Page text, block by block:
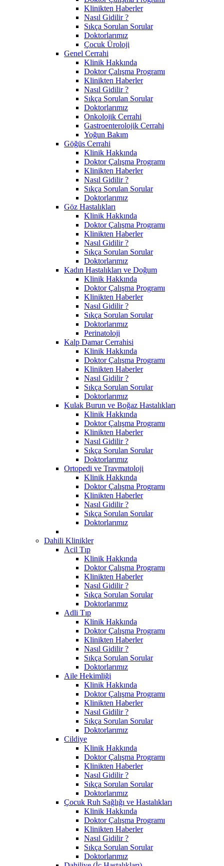
Klinikten Haberler
Nasıl Gidilir ?
Sıkça Sorulan Sorular
Doktorlarımız
Çocuk Üroloji
Genel Cerrahi
Klinik Hakkında
Doktor Çalışma Programı
Klinikten Haberler
Nasıl Gidilir ?
Sıkça Sorulan Sorular
Doktorlarımız
Onkolojik Cerrahi
Gastroenterolojik Cerrahi
Yoğun Bakım
Göğüs Cerrahi
Klinik Hakkında
Doktor Çalışma Programı
Klinikten Haberler
Nasıl Gidilir ?
Sıkça Sorulan Sorular
Doktorlarımız
Göz Hastalıkları
Klinik Hakkında
Doktor Çalışma Programı
Klinikten Haberler
Nasıl Gidilir ?
Sıkça Sorulan Sorular
Doktorlarımız
Kadın Hastalıkları ve Doğum
Klinik Hakkında
Doktor Çalışma Programı
Klinikten Haberler
Nasıl Gidilir ?
Sıkça Sorulan Sorular
Doktorlarımız
Perinatoloji
Kalp Damar Cerrahisi
Klinik Hakkında
Doktor Çalışma Programı
Klinikten Haberler
Nasıl Gidilir ?
Sıkça Sorulan Sorular
Doktorlarımız
Kulak Burun ve Boğaz Hastalıkları
Klinik Hakkında
Doktor Çalışma Programı
Klinikten Haberler
Nasıl Gidilir ?
Sıkça Sorulan Sorular
Doktorlarımız
Ortopedi ve Travmatoloji
Klinik Hakkında
Doktor Çalışma Programı
Klinikten Haberler
Nasıl Gidilir ?
Sıkça Sorulan Sorular
Doktorlarımız
Dahili Klinikler
Acil Tıp
Klinik Hakkında
Doktor Çalışma Programı
Klinikten Haberler
Nasıl Gidilir ?
Sıkça Sorulan Sorular
Doktorlarımız
Adli Tıp
Klinik Hakkında
Doktor Çalışma Programı
Klinikten Haberler
Nasıl Gidilir ?
Sıkça Sorulan Sorular
Doktorlarımız
Aile Hekimliği
Klinik Hakkında
Doktor Çalışma Programı
Klinikten Haberler
Nasıl Gidilir ?
Sıkça Sorulan Sorular
Doktorlarımız
Cildiye
Klinik Hakkında
Doktor Çalışma Programı
Klinikten Haberler
Nasıl Gidilir ?
Sıkça Sorulan Sorular
Doktorlarımız
Çocuk Ruh Sağlığı ve Hastalıkları
Klinik Hakkında
Doktor Çalışma Programı
Klinikten Haberler
Nasıl Gidilir ?
Sıkça Sorulan Sorular
Doktorlarımız